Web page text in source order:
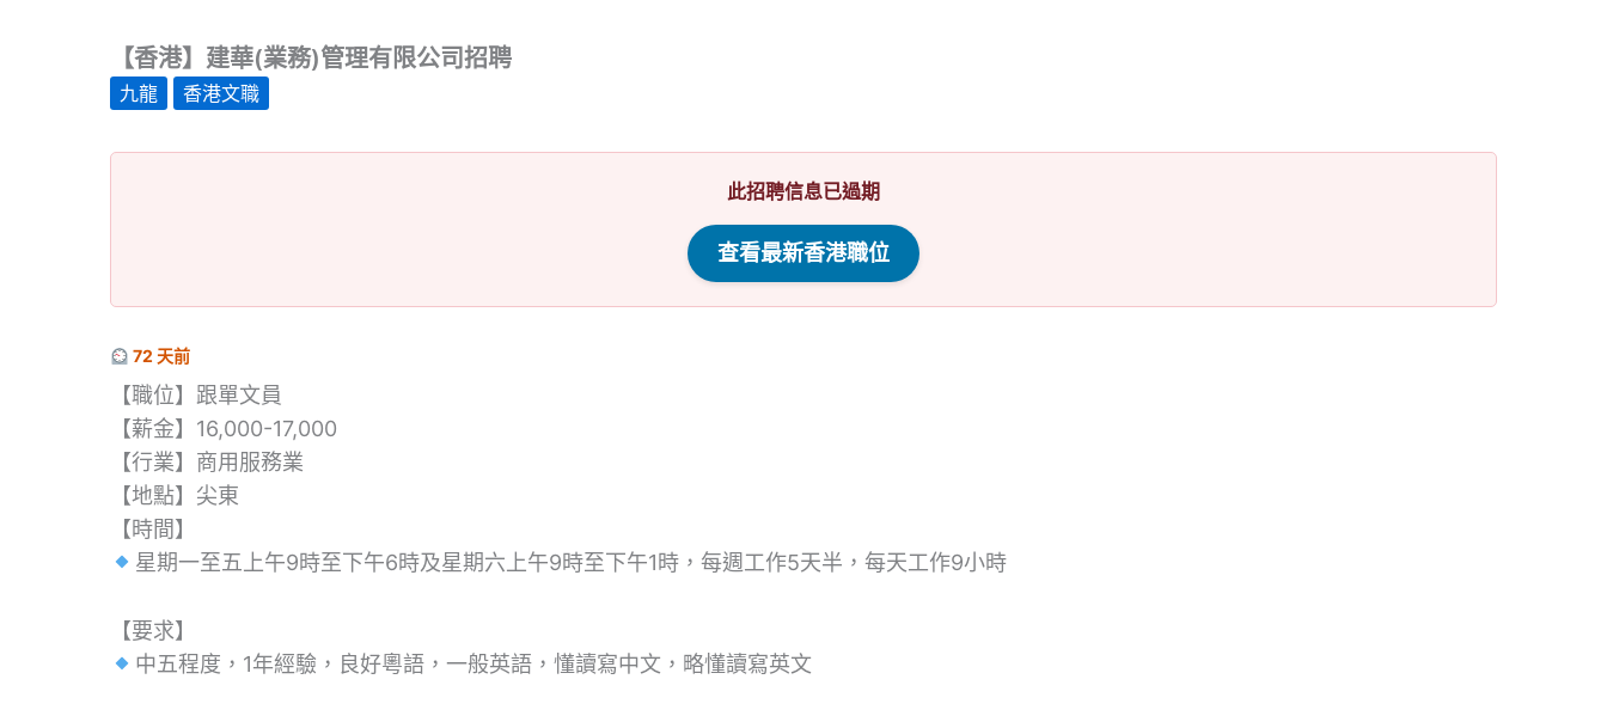
【香港】建華(業務)管理有限公司招聘
九龍 香港文職
此招聘信息已過期
查看最新香港職位
72 天前
【職位】跟單文員
【薪金】16,000-17,000
【行業】商用服務業
【地點】尖東
【時間】
星期一至五上午9時至下午6時及星期六上午9時至下午1時，每週工作5天半，每天工作9小時
【要求】
中五程度，1年經驗，良好粵語，一般英語，懂讀寫中文，略懂讀寫英文